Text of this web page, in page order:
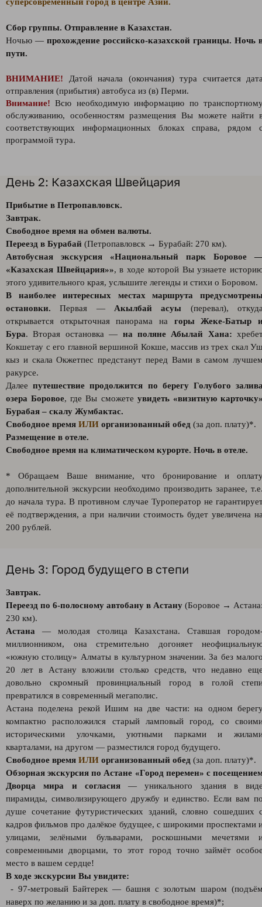
Сбор группы. Отправление в Казахстан.
Ночью — прохождение российско-казахской границы. Ночь
пути.
ВНИМАНИЕ! Датой начала (окончания) тура считается
отправления (прибытия) автобуса из (в) Перми.
Внимание! Всю необходимую информацию по
обслуживанию, особенностям размещения Вы можете найти
соответствующих информационных блоках справа, рядом
программой тура.
День 2: Казахская Швейцария
Прибытие в Петропавловск.
Завтрак.
Свободное время на обмен валюты.
Переезд в Бурабай (Петропавловск → Бурабай: 270 км).
Автобусная экскурсия «Национальный парк Боровое
«Казахская Швейцария»», в ходе которой Вы узнаете
этого удивительного края, услышите легенды и стихи о Боровом.
В наиболее интересных местах маршрута
остановки. Первая — Акылбай асуы (перевал),
открывается открыточная панорама на горы Жеке-Батыр
Бура. Вторая остановка — на поляне Абылай Хана:
Кокшетау с его главной вершиной Кокше, массив из трех скал
кыз и скала Окжетпес предстанут перед Вами в самом
ракурсе.
Далеепутешествие продолжится по берегу Голубого
озера Боровое, где Вы сможете увидеть «визитную
Бурабая – скалу Жумбактас.
Свободное время ИЛИ организованный обед (за доп. плату)*.
Размещение в отеле.
Свободное время на климатическом курорте. Ночь в отеле.
* Обращаем Ваше внимание, что бронирование и
дополнительной экскурсии необходимо производить заранее,
до начала тура. В противном случае Туроператор не
её подтверждения, а при наличии стоимость будет увеличена
200 рублей.
День 3: Город будущего в степи
Завтрак.
Переезд по 6-полосному автобану в Астану (Боровое →
230 км).
Астана — молодая столица Казахстана. Ставшая
миллионником, она стремительно догоняет
«южную столицу» Алматы в культурном значении. За без
20 лет в Астану вложили столько средств, что недавно
довольно скромный провинциальный город в голой
превратился в современный мегаполис.
Астана поделена рекой Ишим на две части: на одном
компактно расположился старый ламповый город, со
историческими улочками, уютными парками и
кварталами, на другом — разместился город будущего.
Свободное время ИЛИ организованный обед (за доп. плату)*.
Обзорная экскурсия по Астане «Город перемен» с
Дворца мира и согласия— уникального здания в
пирамиды, символизирующего дружбу и единство. Если вам
душе сочетание футуристических зданий, словно сошедших
кадров фильмов про далёкое будущее, с широкими проспектами
улицами, зелёными бульварами, роскошными мечетями
современными дворцами, то этот город точно займёт
место в вашем сердце!
В ходе экскурсии Вы увидите:
- 97-метровый Байтерек — башня с золотым шаром
наверх по желанию и за доп. плату в свободное время)*;